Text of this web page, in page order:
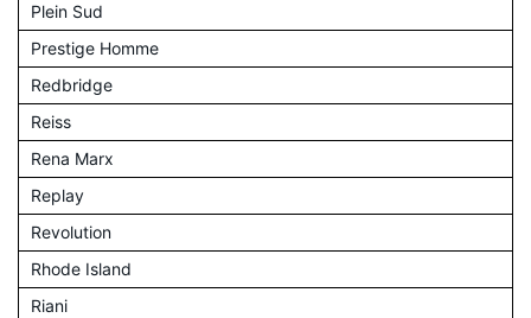
Plein Sud
Prestige Homme
Redbridge
Reiss
Rena Marx
Replay
Revolution
Rhode Island
Riani